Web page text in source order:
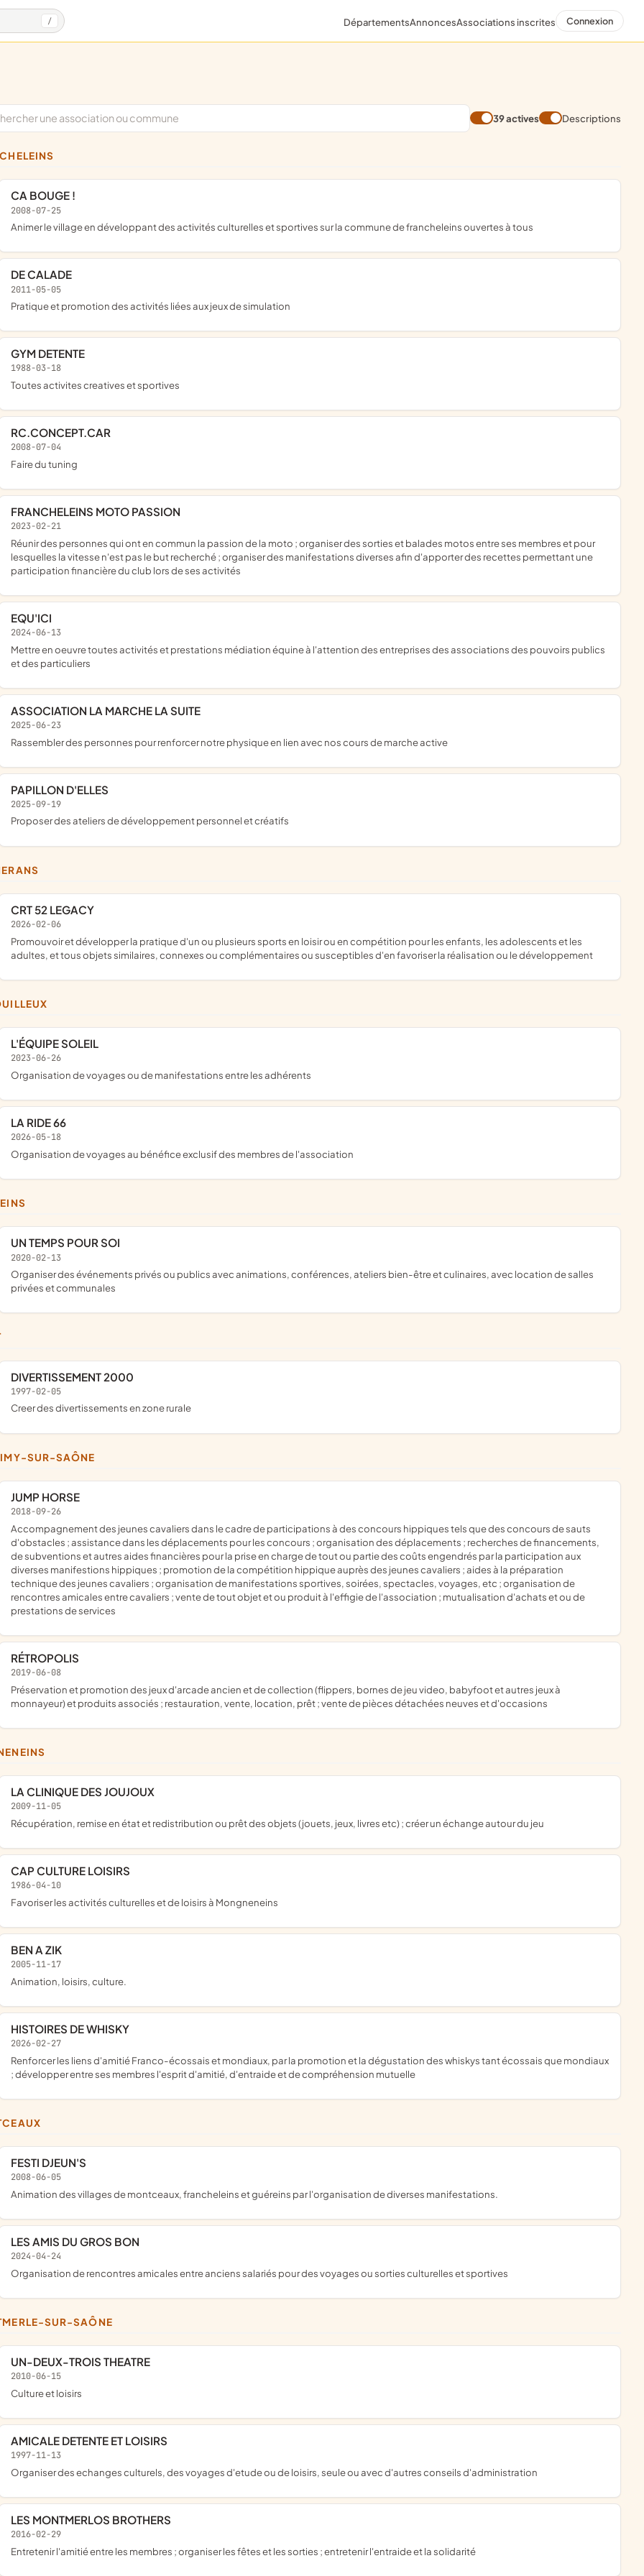
/ DépartementsAnnoncesAssociations inscrites Connexion
39 actives Descriptions
CA BOUGE !
2008-07-25
animer le village en développant des activités culturelles et sportives sur la commune de francheleins ouvertes à tous
DE CALADE
2011-05-05
pratique et promotion des activités liées aux jeux de simulation
GYM DETENTE
1988-03-18
toutes activites creatives et sportives
RC.CONCEPT.CAR
2008-07-04
faire du tuning
FRANCHELEINS MOTO PASSION
2023-02-21
réunir des personnes qui ont en commun la passion de la moto ; organiser des sorties et balades motos entre ses membres et pour
lesquelles la vitesse n'est pas le but recherché ; organiser des manifestations diverses afin d'apporter des recettes permettant une
participation financière du club lors de ses activités
EQU'ICI
2024-06-13
mettre en oeuvre toutes activités et prestations médiation équine à l'attention des entreprises des associations des pouvoirs publics
et des particuliers
ASSOCIATION LA MARCHE LA SUITE
2025-06-23
rassembler des personnes pour renforcer notre physique en lien avec nos cours de marche active
PAPILLON D'ELLES
2025-09-19
proposer des ateliers de développement personnel et créatifs
CRT 52 LEGACY
2026-02-06
promouvoir et développer la pratique d'un ou plusieurs sports en loisir ou en compétition pour les enfants, les adolescents et les
adultes, et tous objets similaires, connexes ou complémentaires ou susceptibles d'en favoriser la réalisation ou le développement
L'ÉQUIPE SOLEIL
2023-06-26
organisation de voyages ou de manifestations entre les adhérents
LA RIDE 66
2026-05-18
organisation de voyages au bénéfice exclusif des membres de l'association
UN TEMPS POUR SOI
2020-02-13
organiser des événements privés ou publics avec animations, conférences, ateliers bien-être et culinaires, avec location de salles
privées et communales
DIVERTISSEMENT 2000
1997-02-05
creer des divertissements en zone rurale
SUR-SAÔNE
JUMP HORSE
2018-09-26
accompagnement des jeunes cavaliers dans le cadre de participations à des concours hippiques tels que des concours de sauts
d'obstacles ; assistance dans les déplacements pour les concours ; organisation des déplacements ; recherches de financements,
de subventions et autres aides financières pour la prise en charge de tout ou partie des coûts engendrés par la participation aux
diverses manifestions hippiques ; promotion de la compétition hippique auprès des jeunes cavaliers ; aides à la préparation
technique des jeunes cavaliers ; organisation de manifestations sportives, soirées, spectacles, voyages, etc ; organisation de
rencontres amicales entre cavaliers ; vente de tout objet et ou produit à l'effigie de l'association ; mutualisation d'achats et ou de
prestations de services
RÉTROPOLIS
2019-06-08
préservation et promotion des jeux d'arcade ancien et de collection (flippers, bornes de jeu video, babyfoot et autres jeux à
monnayeur) et produits associés ; restauration, vente, location, prêt ; vente de pièces détachées neuves et d'occasions
LA CLINIQUE DES JOUJOUX
2009-11-05
récupération, remise en état et redistribution ou prêt des objets (jouets, jeux, livres etc) ; créer un échange autour du jeu
CAP CULTURE LOISIRS
1986-04-10
favoriser les activités culturelles et de loisirs à Mongneneins
BEN A ZIK
2005-11-17
animation, loisirs, culture.
HISTOIRES DE WHISKY
2026-02-27
renforcer les liens d'amitié Franco-écossais et mondiaux, par la promotion et la dégustation des whiskys tant écossais que mondiaux
; développer entre ses membres l'esprit d'amitié, d'entraide et de compréhension mutuelle
FESTI DJEUN'S
2008-06-05
animation des villages de montceaux, francheleins et guéreins par l'organisation de diverses manifestations.
LES AMIS DU GROS BON
2024-04-24
organisation de rencontres amicales entre anciens salariés pour des voyages ou sorties culturelles et sportives
SUR-SAÔNE
UN-DEUX-TROIS THEATRE
2010-06-15
culture et loisirs
AMICALE DETENTE ET LOISIRS
1997-11-13
organiser des echanges culturels, des voyages d'etude ou de loisirs, seule ou avec d'autres conseils d'administration
LES MONTMERLOS BROTHERS
2016-02-29
entretenir l'amitié entre les membres ; organiser les fêtes et les sorties ; entretenir l'entraide et la solidarité